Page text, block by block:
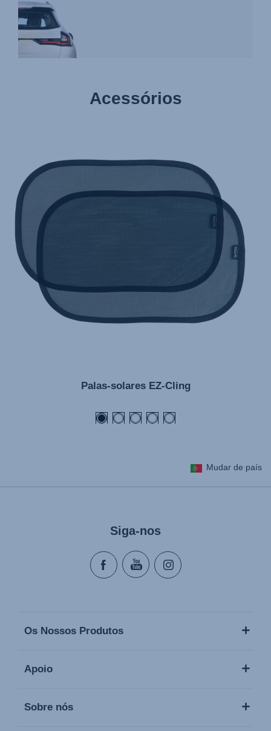
Acessórios
Palas-solares EZ-Cling
Mudar de país
Siga-nos
Os Nossos Produtos
Apoio
Sobre nós